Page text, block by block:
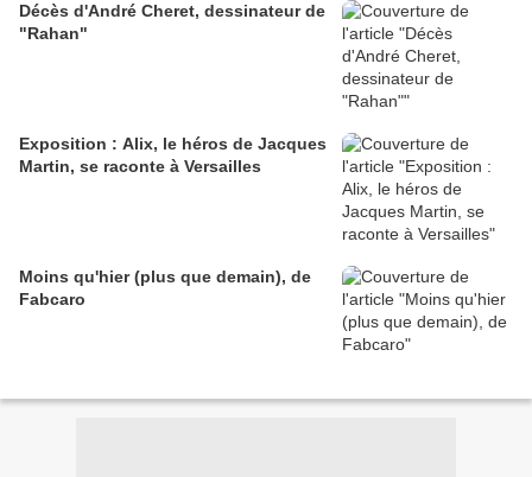
Décès d'André Cheret, dessinateur de
"Rahan"
Exposition : Alix, le héros de Jacques
Martin, se raconte à Versailles
Moins qu'hier (plus que demain), de
Fabcaro